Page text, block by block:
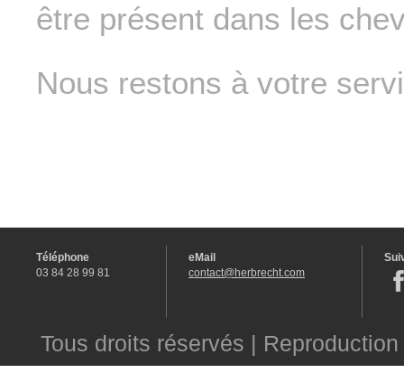
être présent dans les
Nous restons à votre
Téléphone
03 84 28 99 81
eMail
contact@herbrecht.com
Tous droits réservés |